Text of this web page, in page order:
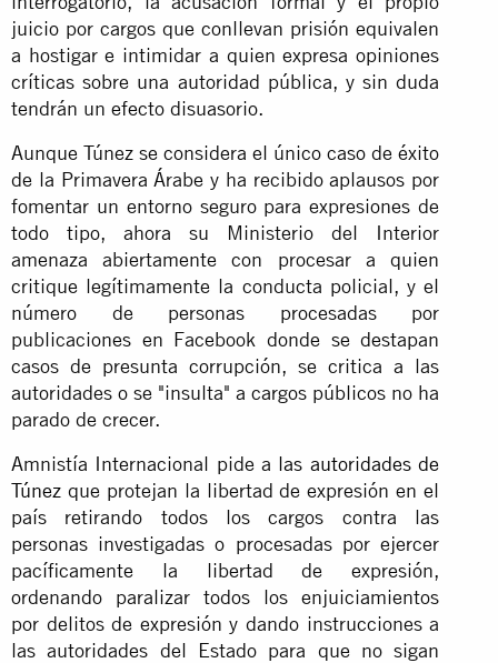
juicio por cargos que conllevan prisión equivalen
a hostigar e intimidar a quien expresa opiniones
críticas sobre una autoridad pública, y sin duda
tendrán un efecto disuasorio.
Aunque Túnez se considera el único caso de éxito
de la Primavera Árabe y ha recibido aplausos por
fomentar un entorno seguro para expresiones de
todo tipo, ahora su Ministerio del Interior
amenaza abiertamente con procesar a quien
critique legítimamente la conducta policial, y el
número de personas procesadas por
publicaciones en Facebook donde se destapan
casos de presunta corrupción, se critica a las
autoridades o se "insulta" a cargos públicos no ha
parado de crecer.
Amnistía Internacional pide a las autoridades de
Túnez que protejan la libertad de expresión en el
país retirando todos los cargos contra las
personas investigadas o procesadas por ejercer
pacíficamente la libertad de expresión,
ordenando paralizar todos los enjuiciamientos
por delitos de expresión y dando instrucciones a
las autoridades del Estado para que no sigan